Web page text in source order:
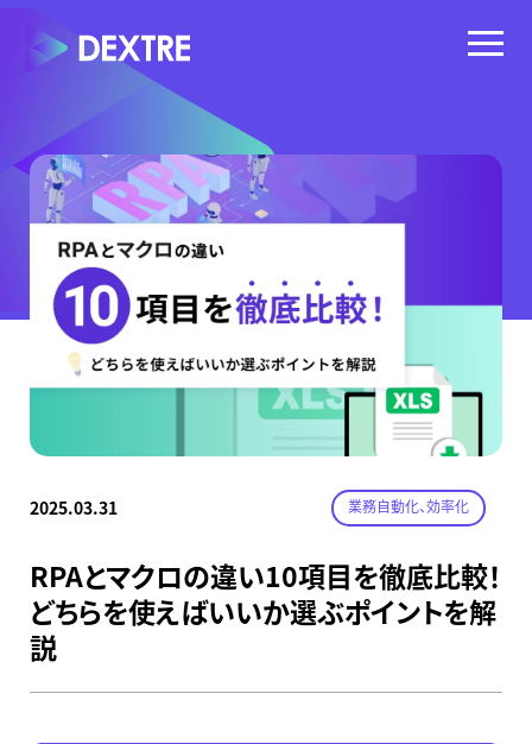
2025.03.31 業務自動化、効率化
RPAとマクロの違い10項目を徹底比較！
どちらを使えばいいか選ぶポイントを解
説